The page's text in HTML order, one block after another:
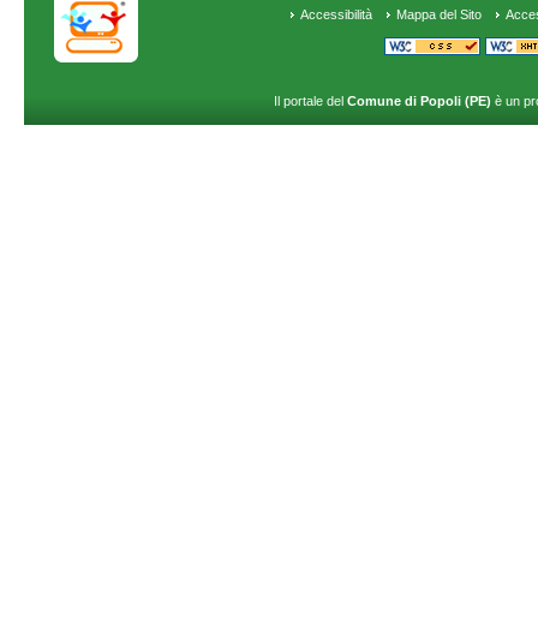
Accessibilità Mappa del Sito
Il portale del Comune di Popoli (PE) è un